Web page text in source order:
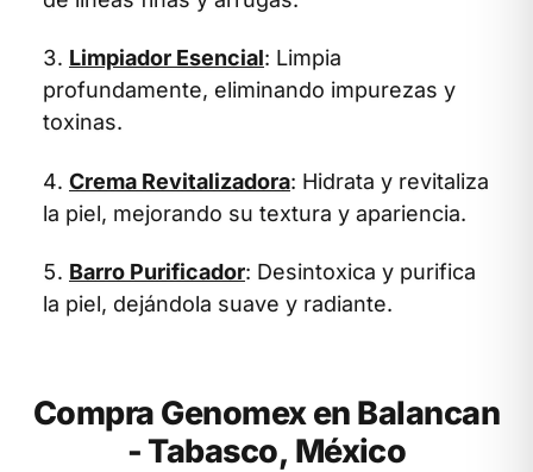
Limpiador Esencial: Limpia
profundamente, eliminando impurezas y
toxinas.
Crema Revitalizadora: Hidrata y revitaliza
la piel, mejorando su textura y apariencia.
Barro Purificador: Desintoxica y purifica
la piel, dejándola suave y radiante.
Compra Genomex en Balancan
- Tabasco, México